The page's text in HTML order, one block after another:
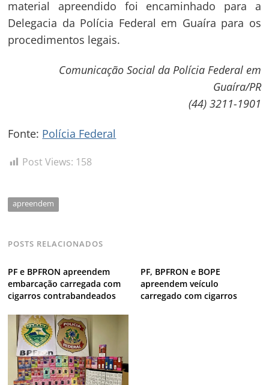
material apreendido foi encaminhado para a
Delegacia da Polícia Federal em Guaíra para os
procedimentos legais.
Comunicação Social da Polícia Federal em
Guaíra/PR
(44) 3211-1901
Fonte: Polícia Federal
Post Views: 158
apreendem
POSTS RELACIONADOS
PF e BPFRON apreendem
embarcação carregada com
cigarros contrabandeados
PF, BPFRON e BOPE
apreendem veículo
carregado com cigarros
Navegação